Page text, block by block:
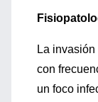
La
con
un foco